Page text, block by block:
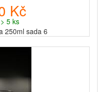
Kč
5 ks
250ml sada 6